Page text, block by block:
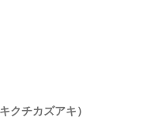
クチカズアキ）